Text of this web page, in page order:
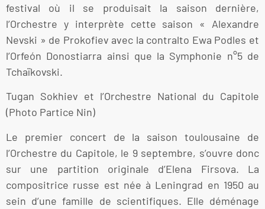
festival où il se produisait la saison dernière,
l’Orchestre y interprète cette saison « Alexandre
Nevski » de Prokofiev avec la contralto Ewa Podles et
l’Orfeón Donostiarra ainsi que la Symphonie n°5 de
Tchaïkovski.
Tugan Sokhiev et l’Orchestre National du Capitole
(Photo Partice Nin)
Le premier concert de la saison toulousaine de
l’Orchestre du Capitole, le 9 septembre, s’ouvre donc
sur une partition originale d’Elena Firsova. La
compositrice russe est née à Leningrad en 1950 au
sein d’une famille de scientifiques. Elle déménage